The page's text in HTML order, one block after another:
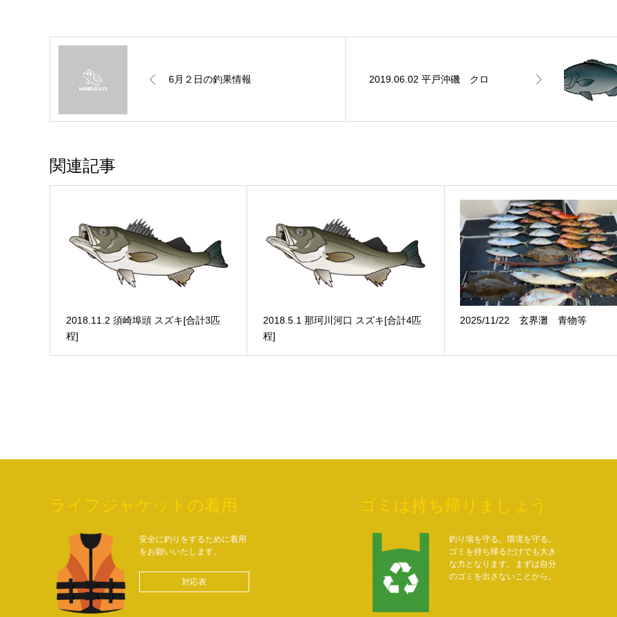
6月２日の釣果情報 2019.06.02 平戸沖磯 クロ
関連記事
2018.11.2 須崎埠頭 スズキ[合計3匹
程]
2018.5.1 那珂川河口 スズキ[合計4匹
程]
2025/11/22 玄界灘 青物等
ライフジャケットの着用
安全に釣りをするために着用
をお願いいたします。
対応表
ゴミは持ち帰りましょう
釣り場を守る。環境を守る。
ゴミを持ち帰るだけでも大き
な力となります。まずは自分
のゴミを出さないことから。